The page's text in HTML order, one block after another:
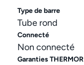
Type de barre
Tube rond
Connecté
Non connecté
Garanties THERMOR